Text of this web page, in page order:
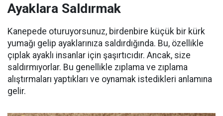
Ayaklara Saldırmak
Kanepede oturuyorsunuz, birdenbire küçük bir kürk
yumağı gelip ayaklarınıza saldırdığında. Bu, özellikle
çıplak ayaklı insanlar için şaşırtıcıdır. Ancak, size
saldırmıyorlar. Bu genellikle zıplama ve zıplama
alıştırmaları yaptıkları ve oynamak istedikleri anlamına
gelir.